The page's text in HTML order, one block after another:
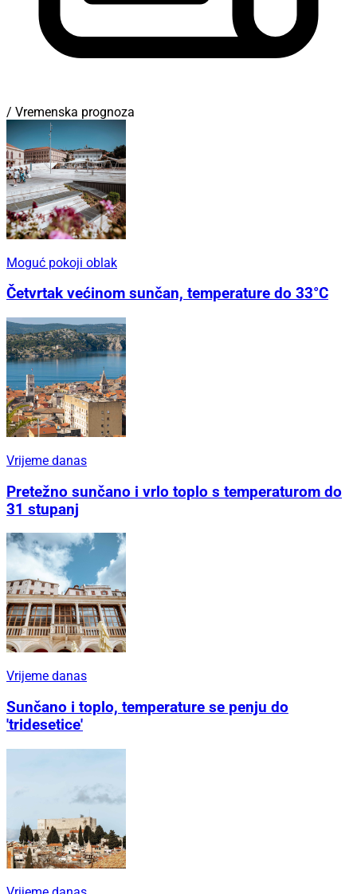
/ Vremenska prognoza
Moguć pokoji oblak
Četvrtak većinom sunčan, temperature do 33°C
Vrijeme danas
Pretežno sunčano i vrlo toplo s temperaturom do
31 stupanj
Vrijeme danas
Sunčano i toplo, temperature se penju do
'tridesetice'